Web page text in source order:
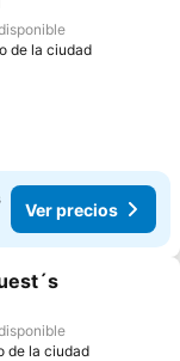
de la ciudad
Ver precios
de la ciudad